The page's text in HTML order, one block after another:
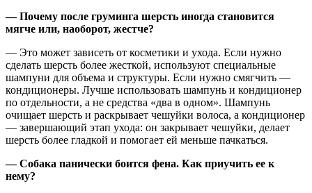
— Почему после груминга шерсть иногда становится
мягче или, наоборот, жестче?
— Это может зависеть от косметики и ухода. Если нужно
сделать шерсть более жесткой, используют специальные
шампуни для объема и структуры. Если нужно смягчить —
кондиционеры. Лучше использовать шампунь и кондиционер
по отдельности, а не средства «два в одном». Шампунь
очищает шерсть и раскрывает чешуйки волоса, а кондиционер
— завершающий этап ухода: он закрывает чешуйки, делает
шерсть более гладкой и помогает ей меньше пачкаться.
— Собака панически боится фена. Как приучить ее к
нему?